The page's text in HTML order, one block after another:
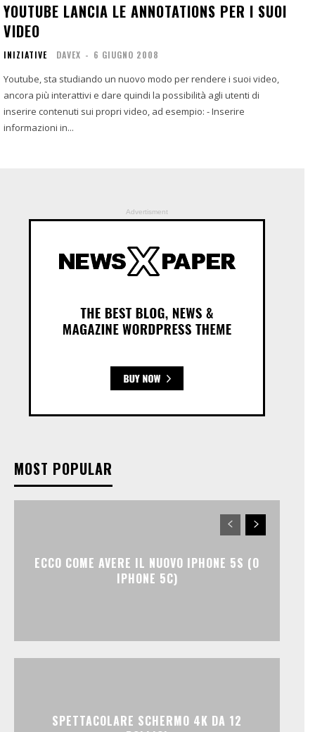
YOUTUBE LANCIA LE ANNOTATIONS PER I SUOI
VIDEO
INIZIATIVE DAVEX - 6 GIUGNO 2008
Youtube, sta studiando un nuovo modo per rendere i suoi video,
ancora più interattivi e dare quindi la possibilità agli utenti di
inserire contenuti sui propri video, ad esempio: - Inserire
informazioni in...
Advertisment
MOST POPULAR
ECCO COME AVERE IL NUOVO IPHONE 5S (O
IPHONE 5C)
SPETTACOLARE SCHERMO 4K DA 12